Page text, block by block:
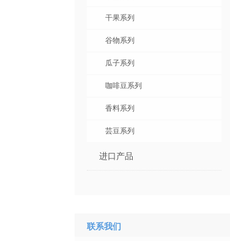
干果系列
谷物系列
瓜子系列
咖啡豆系列
香料系列
芸豆系列
进口产品
联系我们